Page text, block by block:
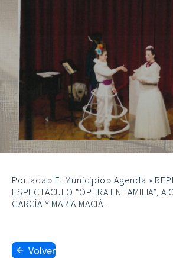
Portada » El Municipio »Agenda »
ESPECTÁCULO “ÓPERA EN FAMILIA”, A
GARCÍA Y MARÍA MACIÁ.
Volver